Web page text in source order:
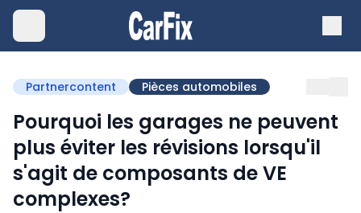
Partnercontent Pièces automobiles
Pourquoi les garages ne peuvent
plus éviter les révisions lorsqu'il
s'agit de composants de VE
complexes?